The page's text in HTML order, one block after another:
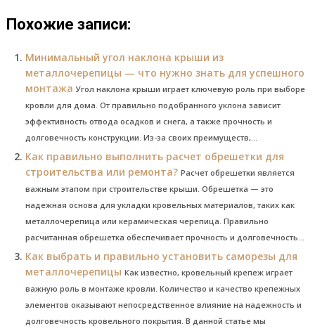
Похожие записи:
Минимальный угол наклона крыши из
металлочерепицы — что нужно знать для успешного
монтажа Угол наклона крыши играет ключевую роль при выборе
кровли для дома. От правильно подобранного уклона зависит
эффективность отвода осадков и снега, а также прочность и
долговечность конструкции. Из-за своих преимуществ,...
Как правильно выполнить расчет обрешетки для
строительства или ремонта? Расчет обрешетки является
важным этапом при строительстве крыши. Обрешетка — это
надежная основа для укладки кровельных материалов, таких как
металлочерепица или керамическая черепица. Правильно
расчитанная обрешетка обеспечивает прочность и долговечность...
Как выбрать и правильно установить саморезы для
металлочерепицы Как известно, кровельный крепеж играет
важную роль в монтаже кровли. Количество и качество крепежных
элементов оказывают непосредственное влияние на надежность и
долговечность кровельного покрытия. В данной статье мы